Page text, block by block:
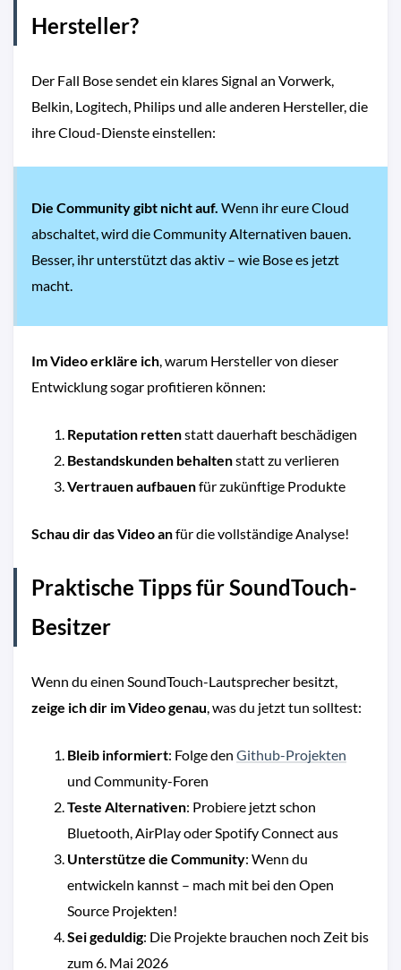
Hersteller?
Der Fall Bose sendet ein klares Signal an Vorwerk,
Belkin, Logitech, Philips und alle anderen Hersteller, die
ihre Cloud-Dienste einstellen:
Die Community gibt nicht auf. Wenn ihr eure Cloud
abschaltet, wird die Community Alternativen bauen.
Besser, ihr unterstützt das aktiv – wie Bose es jetzt
macht.
Im Video erkläre ich , warum Hersteller von dieser
Entwicklung sogar profitieren können:
Reputation rettenstatt dauerhaft beschädigen
Bestandskunden behaltenstatt zu verlieren
Vertrauen aufbauenfür zukünftige Produkte
Schau dir das Video anfür die vollständige Analyse!
Praktische Tipps für SoundTouch-
Besitzer
Wenn du einen SoundTouch-Lautsprecher besitzt,
zeige ich dir im Video genau , was du jetzt tun solltest:
Bleib informiert: Folge den Github-Projekten
und Community-Foren
Teste Alternativen: Probiere jetzt schon
Bluetooth, AirPlay oder Spotify Connect aus
Unterstütze die Community: Wenn du
entwickeln kannst – mach mit bei den Open
Source Projekten!
Sei geduldig: Die Projekte brauchen noch Zeit bis
zum 6. Mai 2026